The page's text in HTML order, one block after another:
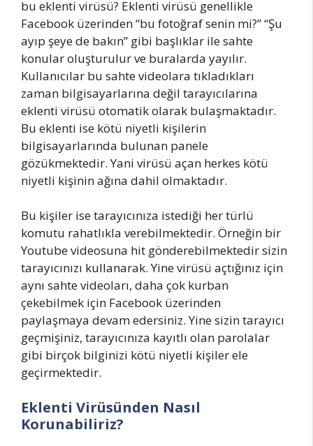
bu eklenti virüsü? Eklenti virüsü genellikle
Facebook üzerinden “bu fotoğraf senin mi?” “Şu
ayıp şeye de bakın” gibi başlıklar ile sahte
konular oluşturulur ve buralarda yayılır.
Kullanıcılar bu sahte videolara tıkladıkları
zaman bilgisayarlarına değil tarayıcılarına
eklenti virüsü otomatik olarak bulaşmaktadır.
Bu eklenti ise kötü niyetli kişilerin
bilgisayarlarında bulunan panele
gözükmektedir. Yani virüsü açan herkes kötü
niyetli kişinin ağına dahil olmaktadır.
Bu kişiler ise tarayıcınıza istediği her türlü
komutu rahatlıkla verebilmektedir. Örneğin bir
Youtube videosuna hit gönderebilmektedir sizin
tarayıcınızı kullanarak. Yine virüsü açtığınız için
aynı sahte videoları, daha çok kurban
çekebilmek için Facebook üzerinden
paylaşmaya devam edersiniz. Yine sizin tarayıcı
geçmişiniz, tarayıcınıza kayıtlı olan parolalar
gibi birçok bilginizi kötü niyetli kişiler ele
geçirmektedir.
Eklenti Virüsünden Nasıl
Korunabiliriz?